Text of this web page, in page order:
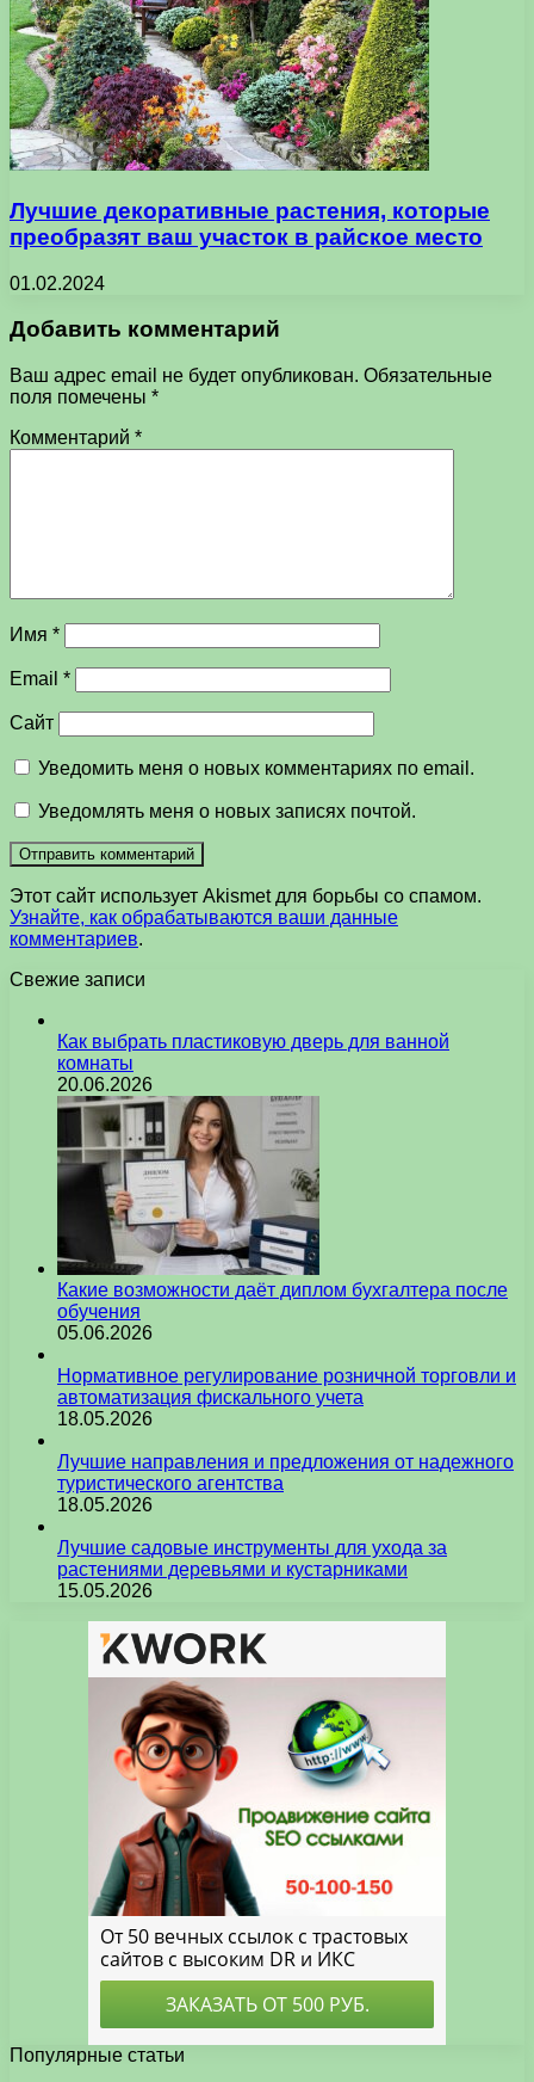
Лучшие декоративные растения, которые
преобразят ваш участок в райское место
01.02.2024
Добавить комментарий
Ваш адрес email не будет опубликован. Обязательные
поля помечены *
Комментарий *
Имя *
Email *
Сайт
Уведомить меня о новых комментариях по email.
Уведомлять меня о новых записях почтой.
Этот сайт использует Akismet для борьбы со спамом.
Узнайте, как обрабатываются ваши данные
комментариев.
Свежие записи
Как выбрать пластиковую дверь для ванной
комнаты
20.06.2026
Какие возможности даёт диплом бухгалтера после
обучения
05.06.2026
Нормативное регулирование розничной торговли и
автоматизация фискального учета
18.05.2026
Лучшие направления и предложения от надежного
туристического агентства
18.05.2026
Лучшие садовые инструменты для ухода за
растениями деревьями и кустарниками
15.05.2026
Популярные статьи